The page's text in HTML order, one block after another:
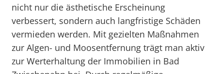
nicht nur die ästhetische Erscheinung
verbessert, sondern auch langfristige Schäden
vermieden werden. Mit gezielten Maßnahmen
zur Algen- und Moosentfernung trägt man aktiv
zur Werterhaltung der Immobilien in Bad